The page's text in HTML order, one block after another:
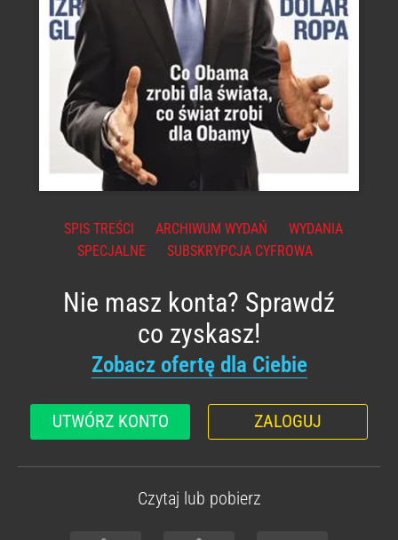
SPIS TREŚCI ARCHIWUM WYDAŃ
WYDANIA
SPECJALNE
SUBSKRYPCJA CYFROWA
Nie masz konta? Sprawdź
co zyskasz!
Zobacz ofertę dla Ciebie
UTWÓRZ KONTO ZALOGUJ
Czytaj lub pobierz